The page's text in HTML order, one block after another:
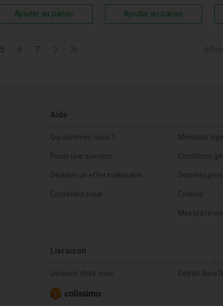
Ajouter au panier Ajouter au panier
5 6 7
Aide
Qui sommes-nous ?
Poser une question
Déclarer un effet indésirable
Contactez-nous
Mentions
Conditions
Données
Cookies
Mes
Livraison
Livraison chez vous Retrait dans